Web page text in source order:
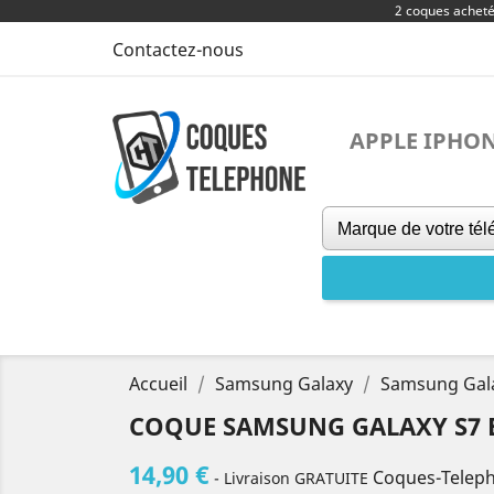
2 coques
Contactez-nous
APPLE
Accueil Samsung Galaxy Samsung
COQUE SAMSUNG GALAXY
14,90 € - Livraison GRATUITE Coques-